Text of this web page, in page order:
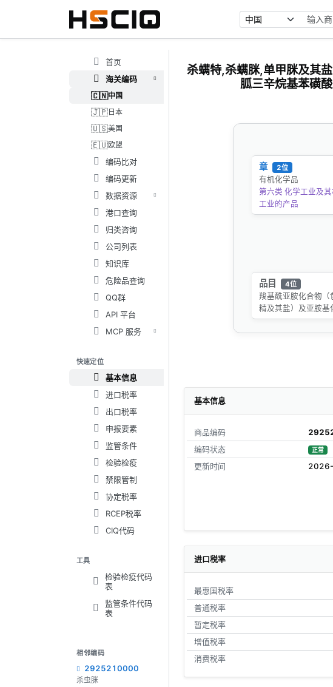
首页
海关编码
🇨🇳中国
🇯🇵 日本
🇺🇸美国
🇪🇺欧盟
编码比对
编码更新
数据资源
港口查询
归类咨询
公司列表
知识库
危险品查询
QQ群
API 平台
MCP 服务
快速定位
基本信息
进口税率
出口税率
申报要素
监管条件
检验检疫
禁限管制
协定税率
RCEP税率
CIQ代码
工具
检验检疫代码
表
监管条件代码
表
相邻编码
2925210000
杀虫脒
杀螨特,杀螨脒,单甲脒及其
胍三辛烷基苯磺
章 2位
有机化学品
第六类 化学工业及其
工业的产品
品目 4位
羧基酰亚胺化合物（
精及其盐）及亚胺基
基本信息
商品编码
编码状态
正常
更新时间
进口税率
最惠国税率
普通税率
暂定税率
增值税率
消费税率